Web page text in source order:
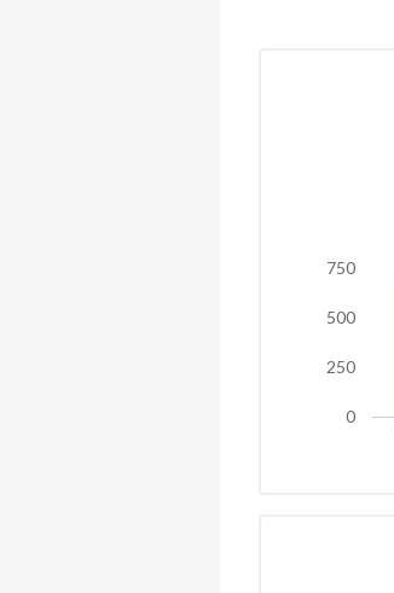
0
250
500
750